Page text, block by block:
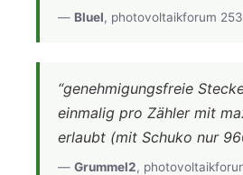
— BlueI, photovoltaikforum
“genehmigungsfreie
einmalig pro Zähler mit
erlaubt (mit Schuko nur
— Grummel2,